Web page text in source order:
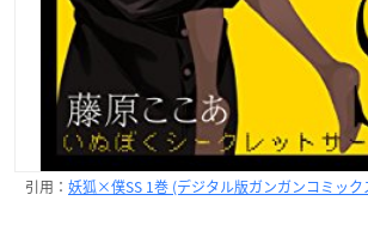
引用： 妖狐×僕SS 1巻 (デジタル版ガンガンコミック